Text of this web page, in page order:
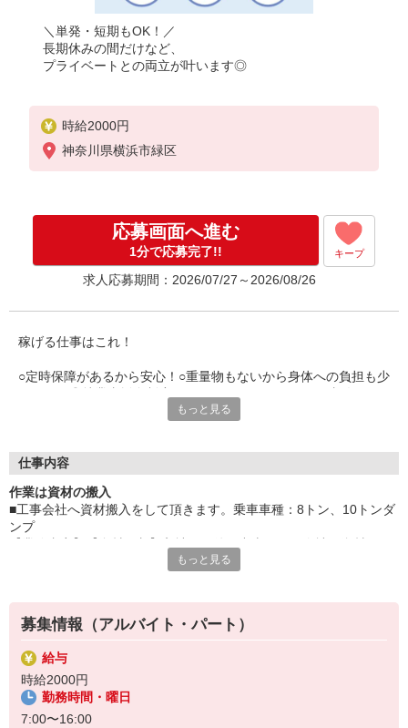
＼単発・短期もOK！／
長期休みの間だけなど、
プライベートとの両立が叶います◎
時給2000円
神奈川県横浜市緑区
応募画面へ進む
1分で応募完了!! キープ
求人応募期間：2026/07/27～2026/08/26
稼げる仕事はこれ！
○定時保障があるから安心！○重量物もないから身体への負担も少
介できます「とりあえず登録だけ…」でもOK！＿/＿/＿/＿/＿/＿/
もっと見る
仕事内容
作業は資材の搬入
■工事会社へ資材搬入をして頂きます。乗車車種：8トン、10トンダ
ンプ
収して頂き指定の場所へ搬入します。
く可能性もあります。
※場所によっては就業開始時間が早くなる可能性もありますので、
臨機応変に対応して頂く必要があります。
【職場環境_年齢層】
30代/40代/50代
もっと見る
募集情報（アルバイト・パート）
給与
時給2000円
勤務時間・曜日
7:00〜16:00